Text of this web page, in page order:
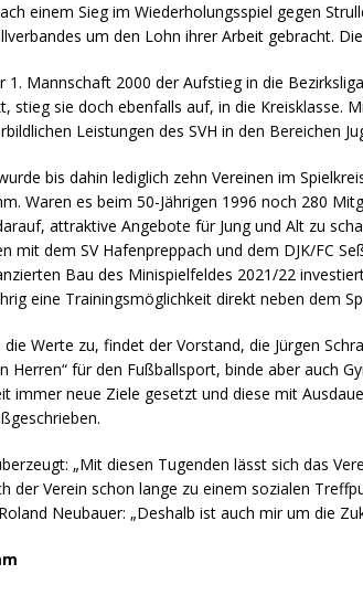
einem Sieg im Wiederholungsspiel gegen
um den Lohn ihrer Arbeit gebracht.
1. Mannschaft 2000 der Aufstieg in die
stieg sie doch ebenfalls auf, in die Kreisklasse.
Leistungen des SVH in den Bereichen
bis dahin lediglich zehn Vereinen im
Waren es beim 50-Jährigen 1996 noch 280
attraktive Angebote für Jung und Alt zu
mit dem SV Hafenpreppach und dem DJK/FC
Bau des Minispielfeldes 2021/22
eine Trainingsmöglichkeit direkt neben dem
Werte zu, findet der Vorstand, die Jürgen
Herren“ für den Fußballsport, binde aber auch
immer neue Ziele gesetzt und diese mit
„Mit diesen Tugenden lässt sich das
der Verein schon lange zu einem sozialen
Neubauer: „Deshalb ist auch mir um die